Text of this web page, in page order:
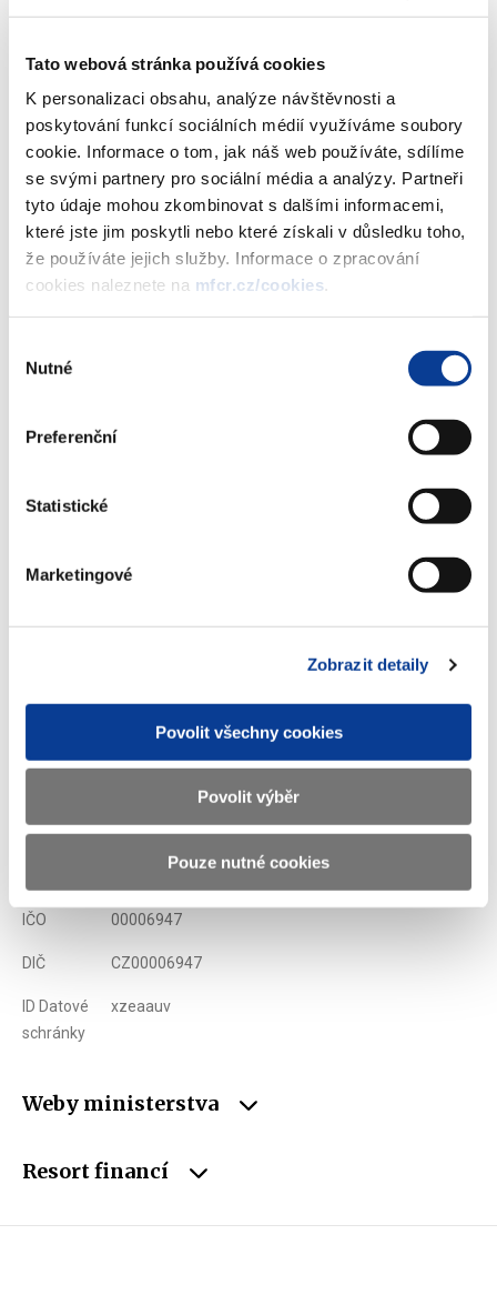
Tato webová stránka používá cookies
K personalizaci obsahu, analýze návštěvnosti a
poskytování funkcí sociálních médií využíváme soubory
cookie. Informace o tom, jak náš web používáte, sdílíme
se svými partnery pro sociální média a analýzy. Partneři
tyto údaje mohou zkombinovat s dalšími informacemi,
které jste jim poskytli nebo které získali v důsledku toho,
že používáte jejich služby. Informace o zpracování
cookies naleznete na mfcr.cz/cookies.
souhlasu
Nutné
Preferenční
Statistické
Marketingové
Zobrazit detaily
Povolit všechny cookies
Povolit výběr
Pouze nutné cookies
Dokumenty ke stažení
Oznámení Ministerstva financí o
vydání 3. tranše FIXNÍHO státního
dluhopisu České republiky, 2019-2025,
formou reinvestice výnosu
(383 kB)
Zobrazeno11 × Doporučeno45 ×
Ministerstvo financí ČR
Letenská 15, 118 10 Praha
Telefon +420 257 041 111
IČO 00006947
DIČ CZ00006947
ID Datové
schránky
xzeaauv
Weby ministerstva
Resort financí